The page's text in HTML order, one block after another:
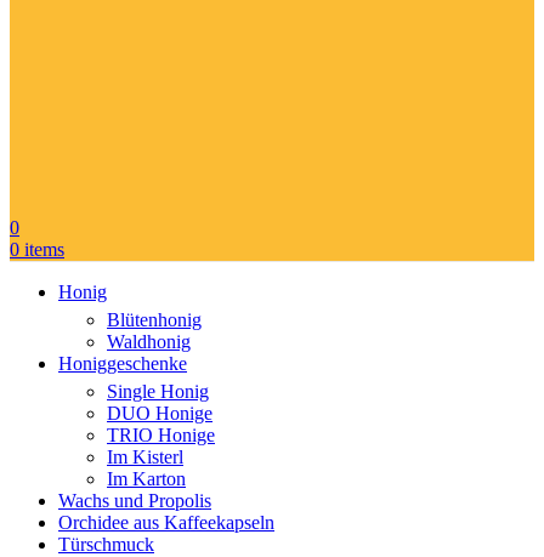
0
0 items
Honig
Blütenhonig
Waldhonig
Honiggeschenke
Single Honig
DUO Honige
TRIO Honige
Im Kisterl
Im Karton
Wachs und Propolis
Orchidee aus Kaffeekapseln
Türschmuck